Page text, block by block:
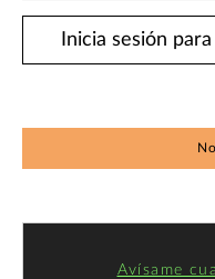
Inicia sesión
Avísame